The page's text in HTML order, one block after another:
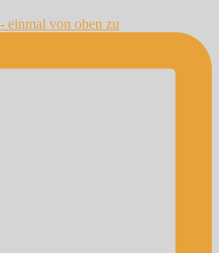
einmal von oben zu